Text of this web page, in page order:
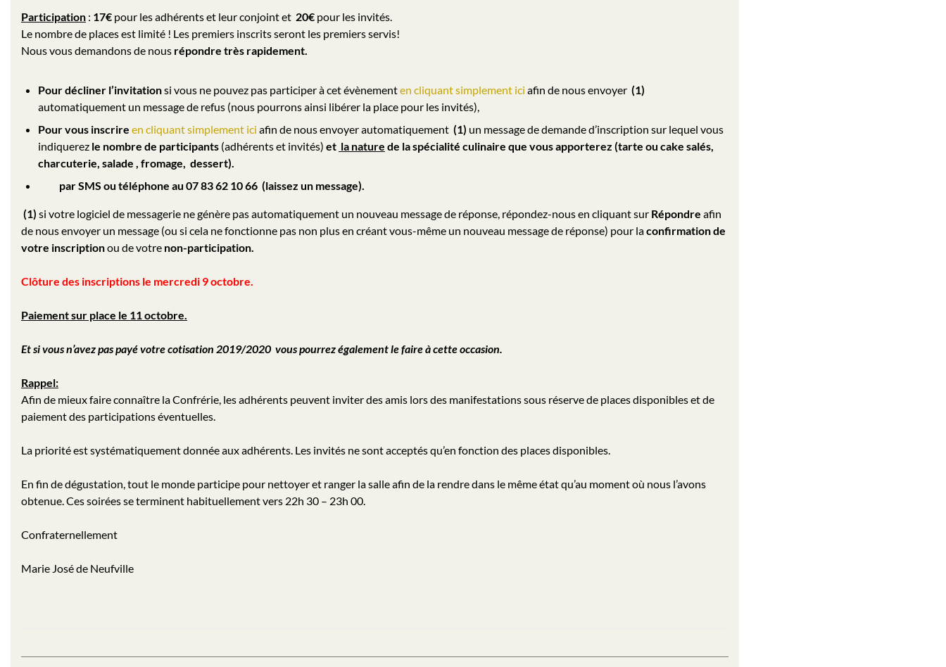
Participation : 17€ pour les adhérents et leur conjoint et 20€ pour les invités.
Le nombre de places est limité ! Les premiers inscrits seront les premiers servis!
Nous vous demandons de nous répondre très rapidement.
Pour décliner l’invitationsi vous ne pouvez pas participer à cet évènementen cliquant simplement ici afin de nous envoyer (1)
automatiquement un message de refus (nous pourrons ainsi libérer la place pour les invités),
Pour vous inscrire en cliquant simplement ici afin de nous envoyer automatiquement (1) un message de demande d’inscription sur lequel vous
indiquerez le nombre de participants (adhérents et invités) et la nature de la spécialité culinaire que vous apporterez (tarte ou cake salés,
charcuterie, salade , fromage, dessert).
par SMS ou téléphone au 07 83 62 10 66 (laissez un message).
(1) si votre logiciel de messagerie ne génère pas automatiquement un nouveau message de réponse, répondez-nous en cliquant sur Répondre afin
de nous envoyer un message (ou si cela ne fonctionne pas non plus en créant vous-même un nouveau message de réponse) pour laconfirmation de
votre inscriptionou de votre non-participation.
Clôture des inscriptions le mercredi 9 octobre.
Paiement sur place le 11 octobre.
Et si vous n’avez pas payé votre cotisation 2019/2020 vous pourrez également le faire à cette occasion.
Rappel:
Afin de mieux faire connaître la Confrérie, les adhérents peuvent inviter des amis lors des manifestations sous réserve de places disponibles et de
paiement des participations éventuelles.
La priorité est systématiquement donnée aux adhérents. Les invités ne sont acceptés qu’en fonction des places disponibles.
En fin de dégustation, tout le monde participe pour nettoyer et ranger la salle afin de la rendre dans le même état qu’au moment où nous l’avons
obtenue. Ces soirées se terminent habituellement vers 22h 30 – 23h 00.
Confraternellement
Marie José de Neufville